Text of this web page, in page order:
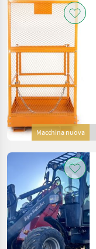
Macchina nuova